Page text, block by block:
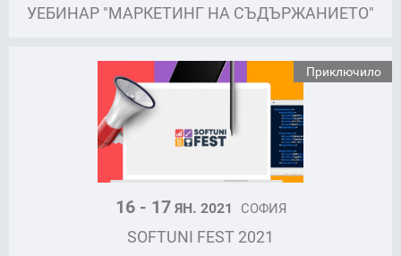
УЕБИНАР "МАРКЕТИНГ НА СЪДЪРЖАНИЕТО"
Приключило
16 - 17ЯН. 2021 СОФИЯ
SOFTUNI FEST 2021